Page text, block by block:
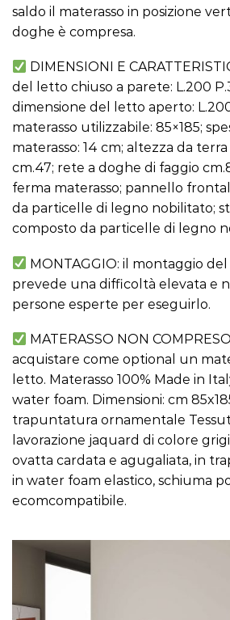
saldo il materasso in posizione
doghe è compresa.
DIMENSIONI E
del letto chiuso a parete: L.200
dimensione del letto aperto: L.200
materasso utilizzabile: 85×185;
materasso: 14 cm; altezza da
cm.47; rete a doghe di faggio
ferma materasso; pannello
da particelle di legno nobilitato;
composto da particelle di legno
MONTAGGIO: il montaggio
prevede una difficoltà elevata e
persone esperte per eseguirlo.
MATERASSO NON
acquistare come optional un
letto. Materasso 100% Made in
water foam. Dimensioni: cm
trapuntatura ornamentale
lavorazione jaquard di colore
ovatta cardata e agugaliata, in
in water foam elastico, schiuma
ecomcompatibile.